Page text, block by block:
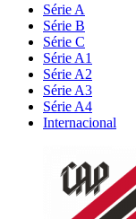
Série A
Série B
Série C
Série A1
Série A2
Série A3
Série A4
Internacional